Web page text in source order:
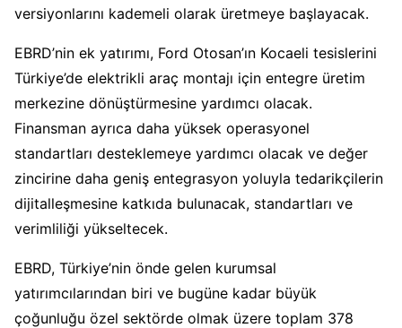
versiyonlarını kademeli olarak üretmeye başlayacak.
EBRD’nin ek yatırımı, Ford Otosan’ın Kocaeli tesislerini
Türkiye’de elektrikli araç montajı için entegre üretim
merkezine dönüştürmesine yardımcı olacak.
Finansman ayrıca daha yüksek operasyonel
standartları desteklemeye yardımcı olacak ve değer
zincirine daha geniş entegrasyon yoluyla tedarikçilerin
dijitalleşmesine katkıda bulunacak, standartları ve
verimliliği yükseltecek.
EBRD, Türkiye’nin önde gelen kurumsal
yatırımcılarından biri ve bugüne kadar büyük
çoğunluğu özel sektörde olmak üzere toplam 378